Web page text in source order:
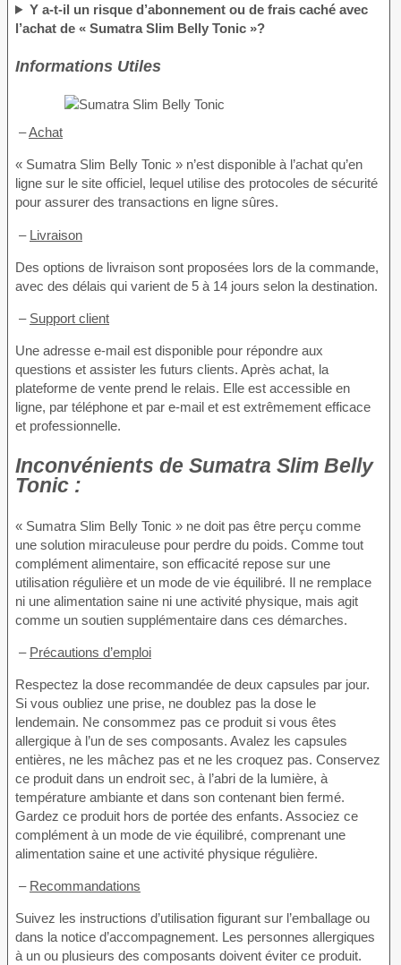
Y a-t-il un risque d’abonnement ou de frais caché avec
l’achat de « Sumatra Slim Belly Tonic »?
Informations Utiles
–Achat
« Sumatra Slim Belly Tonic » n’est disponible à l’achat qu’en
ligne sur le site officiel, lequel utilise des protocoles de sécurité
pour assurer des transactions en ligne sûres.
– Livraison
Des options de livraison sont proposées lors de la commande,
avec des délais qui varient de 5 à 14 jours selon la destination.
– Support client
Une adresse e-mail est disponible pour répondre aux
questions et assister les futurs clients. Après achat, la
plateforme de vente prend le relais. Elle est accessible en
ligne, par téléphone et par e-mail et est extrêmement efficace
et professionnelle.
Inconvénients de Sumatra Slim Belly
Tonic :
« Sumatra Slim Belly Tonic » ne doit pas être perçu comme
une solution miraculeuse pour perdre du poids. Comme tout
complément alimentaire, son efficacité repose sur une
utilisation régulière et un mode de vie équilibré. Il ne remplace
ni une alimentation saine ni une activité physique, mais agit
comme un soutien supplémentaire dans ces démarches.
– Précautions d’emploi
Respectez la dose recommandée de deux capsules par jour.
Si vous oubliez une prise, ne doublez pas la dose le
lendemain. Ne consommez pas ce produit si vous êtes
allergique à l’un de ses composants. Avalez les capsules
entières, ne les mâchez pas et ne les croquez pas. Conservez
ce produit dans un endroit sec, à l’abri de la lumière, à
température ambiante et dans son contenant bien fermé.
Gardez ce produit hors de portée des enfants. Associez ce
complément à un mode de vie équilibré, comprenant une
alimentation saine et une activité physique régulière.
– Recommandations
Suivez les instructions d’utilisation figurant sur l’emballage ou
dans la notice d’accompagnement. Les personnes allergiques
à un ou plusieurs des composants doivent éviter ce produit.